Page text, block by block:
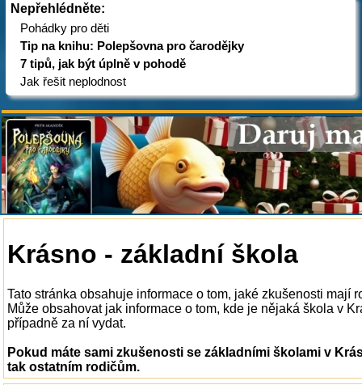
Nepřehlédněte:
Pohádky pro děti
Tip na knihu: Polepšovna pro čarodějky
7 tipů, jak být úplně v pohodě
Jak řešit neplodnost
Krásno - základní škola
Tato stránka obsahuje informace o tom, jaké zkušenosti mají
Může obsahovat jak informace o tom, kde je nějaká škola v
případně za ní vydat.
Pokud máte sami zkušenosti se základními školami v
tak ostatním rodičům.